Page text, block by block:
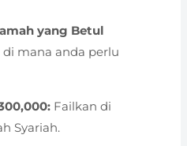
yang Betul
mana anda perlu
Failkan di
Syariah.